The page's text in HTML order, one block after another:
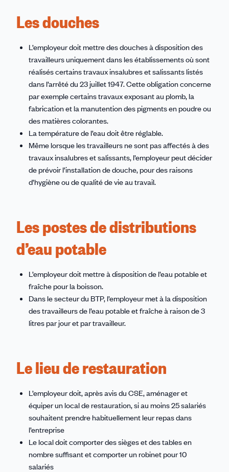
Les douches
L’employeur doit mettre des douches à disposition des
travailleurs uniquement dans les établissements où sont
réalisés certains travaux insalubres et salissants listés
dans l’arrêté du 23 juillet 1947. Cette obligation concerne
par exemple certains travaux exposant au plomb, la
fabrication et la manutention des pigments en poudre ou
des matières colorantes.
La température de l’eau doit être réglable.
Même lorsque les travailleurs ne sont pas affectés à des
travaux insalubres et salissants, l’employeur peut décider
de prévoir l’installation de douche, pour des raisons
d’hygiène ou de qualité de vie au travail.
Les postes de distributions
d’eau potable
L’employeur doit mettre à disposition de l’eau potable et
fraîche pour la boisson.
Dans le secteur du BTP, l’employeur met à la disposition
des travailleurs de l’eau potable et fraîche à raison de 3
litres par jour et par travailleur.
Le lieu de restauration
L’employeur doit, après avis du CSE, aménager et
équiper un local de restauration, si au moins 25 salariés
souhaitent prendre habituellement leur repas dans
l’entreprise
Le local doit comporter des sièges et des tables en
nombre suffisant et comporter un robinet pour 10
salariés